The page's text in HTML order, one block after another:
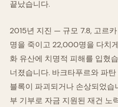
끝났습니다.
2015년 지진 — 규모 7.8, 고르
명을 죽이고 22,000명을 다치
화 유산에 치명적 피해를 입혔
너졌습니다. 바크타푸르와 파탄
블록이 파괴되거나 손상되었습
부 기부로 자금 지원된 재건 노